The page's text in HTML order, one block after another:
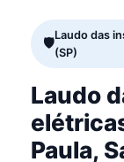
Laudo das
(SP)
Laudo
Paula,